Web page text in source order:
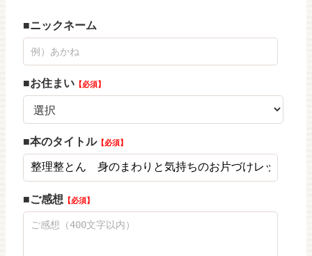
ニックネーム
お住まい 必須
本のタイトル 必須
ご感想 必須